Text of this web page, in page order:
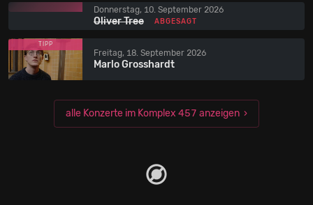
Oliver Tree ABGESAGT
Donnerstag, 10. September 2026
TIPP
Marlo Grosshardt
Freitag, 18. September 2026
alle Konzerte im Komplex 457 anzeigen